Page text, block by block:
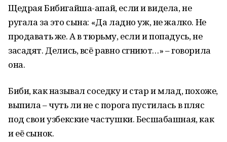
Щедрая Бибигайша-апай, если и видела, не
ругала за это сына: «Да ладно уж, не жалко. Не
продавать же. А в тюрьму, если и попадусь, не
засадят. Делись, всё равно сгниют…» – говорила
она.
Биби, как называл соседку и стар и млад, похоже,
выпила – чуть ли не с порога пустилась в пляс
под свои узбекские частушки. Бесшабашная, как
и её сынок.